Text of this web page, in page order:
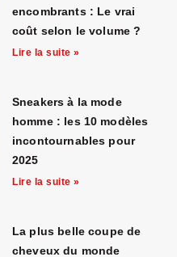
encombrants : Le vrai
coût selon le volume ?
Lire la suite »
Sneakers à la mode
homme : les 10 modèles
incontournables pour
2025
Lire la suite »
La plus belle coupe de
cheveux du monde